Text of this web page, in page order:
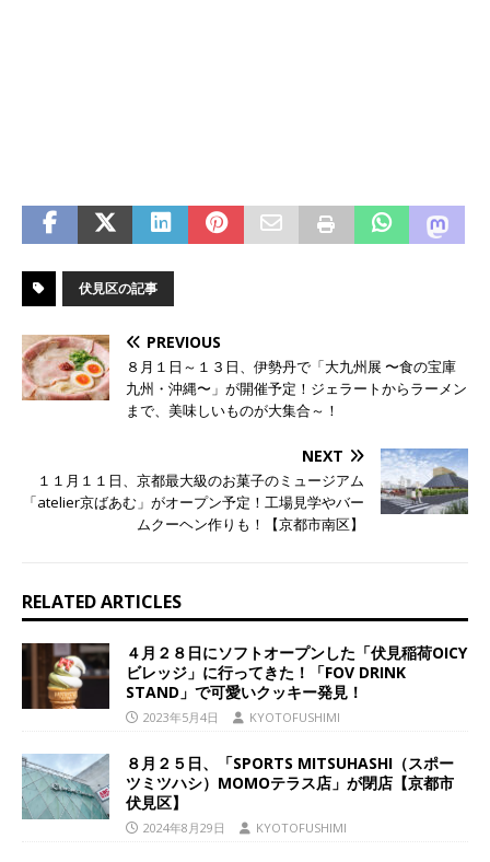
伏見区の記事
PREVIOUS
８月１日～１３日、伊勢丹で「大九州展 〜食の宝庫
九州・沖縄〜」が開催予定！ジェラートからラーメン
まで、美味しいものが大集合～！
NEXT
１１月１１日、京都最大級のお菓子のミュージアム
「atelier京ばあむ」がオープン予定！工場見学やバー
ムクーヘン作りも！【京都市南区】
RELATED ARTICLES
４月２８日にソフトオープンした「伏見稲荷OICY
ビレッジ」に行ってきた！「FOV DRINK
STAND」で可愛いクッキー発見！
2023年5月4日 KYOTOFUSHIMI
８月２５日、「SPORTS MITSUHASHI（スポー
ツミツハシ）MOMOテラス店」が閉店【京都市
伏見区】
2024年8月29日 KYOTOFUSHIMI